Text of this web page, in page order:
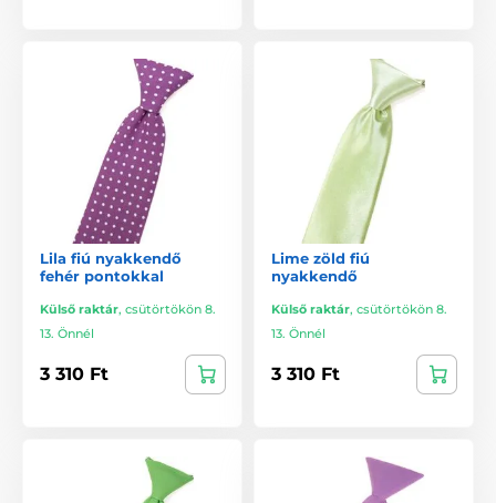
Lila fiú nyakkendő
fehér pontokkal
Külső raktár, csütörtökön 8.
13. Önnél
3 310 Ft
Lime zöld fiú
nyakkendő
Külső raktár, csütörtökön 8.
13. Önnél
3 310 Ft